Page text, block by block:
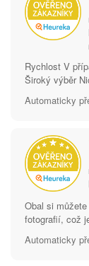
Rychlost V
Široký výběr
Automaticky
Obal si
fotografií, což
Automaticky